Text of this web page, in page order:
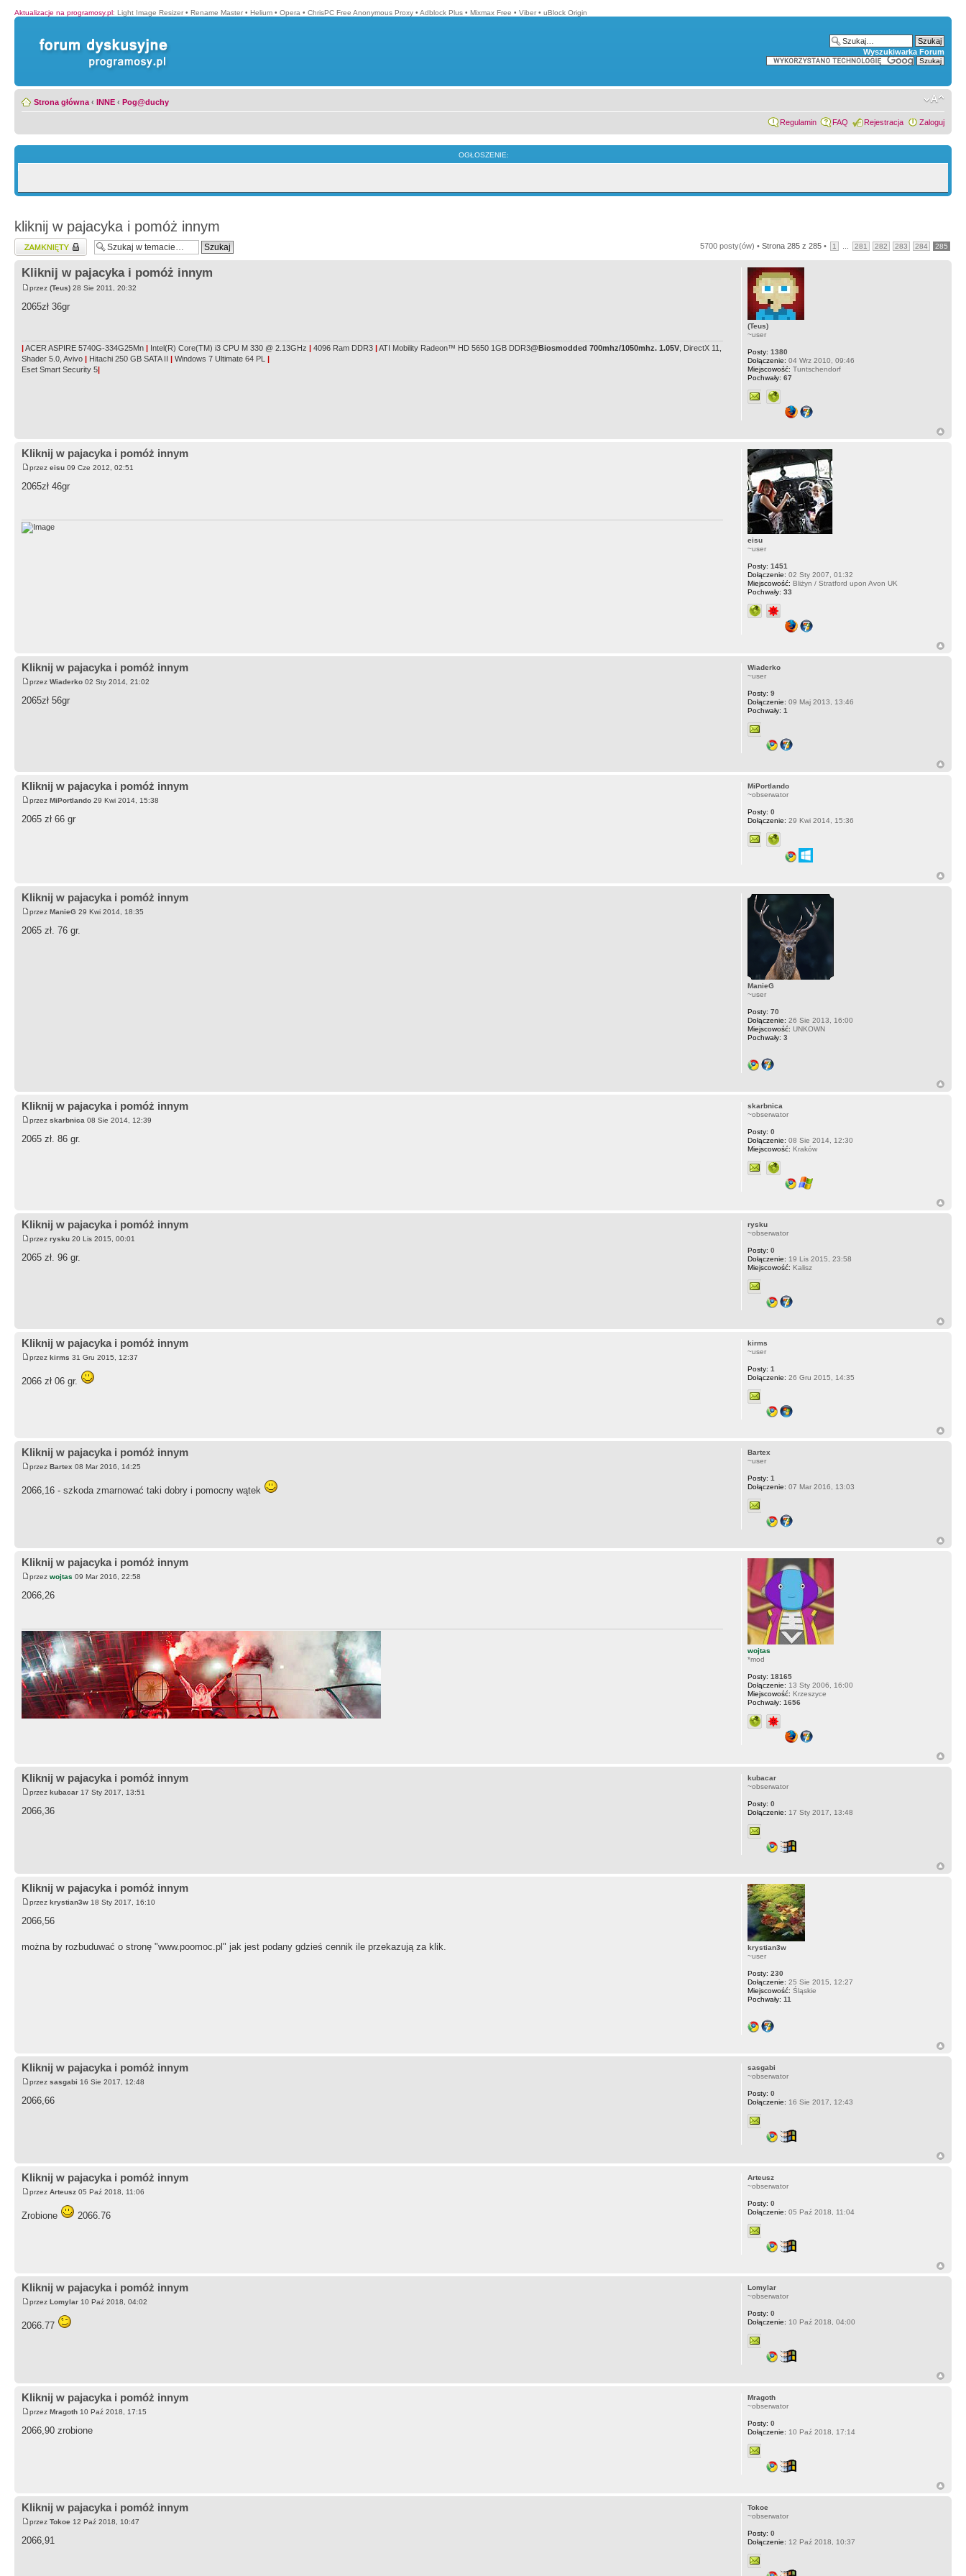
Aktualizacje na programosy.pl: Light Image Resizer • Rename Master • Helium • Opera • ChrisPC Free Anonymous Proxy • Adblock Plus • Mixmax Free • Viber • uBlock Origin
Wyszukiwarka Forum
Strona główna ‹ INNE ‹ Pog@duchy
Regulamin FAQ Rejestracja Zaloguj
OGŁOSZENIE:
kliknij w pajacyka i pomóż innym
Zablokowany temat 5700 posty(ów) • Strona 285 z 285 • 1 281 282 283 284 285
Kliknij w pajacyka i pomóż innym
przez (Teus) 28 Sie 2011, 20:32
2065zł 36gr
|ACER ASPIRE 5740G-334G25Mn | Intel(R) Core(TM) i3 CPU M 330 @ 2.13GHz | 4096 Ram DDR3 |ATI Mobility Radeon™ HD 5650 1GB DDR3@Biosmodded 700mhz/1050mhz. 1.05V , DirectX 11,
Shader 5.0, Avivo | Hitachi 250 GB SATA II | Windows 7 Ultimate 64 PL |
Eset Smart Security 5|
(Teus)
~user
Posty: 1380
Dołączenie: 04 Wrz 2010, 09:46
Miejscowość: Tuntschendorf
Pochwały: 67
Kliknij w pajacyka i pomóż innym
przez eisu 09 Cze 2012, 02:51
2065zł 46gr
eisu
~user
Posty: 1451
Dołączenie: 02 Sty 2007, 01:32
Miejscowość: Bliżyn / Stratford upon Avon UK
Pochwały: 33
Kliknij w pajacyka i pomóż innym
przez Wiaderko 02 Sty 2014, 21:02
2065zł 56gr
Wiaderko
~user
Posty: 9
Dołączenie: 09 Maj 2013, 13:46
Pochwały: 1
Kliknij w pajacyka i pomóż innym
przez MiPortlando 29 Kwi 2014, 15:38
2065 zł 66 gr
MiPortlando
~obserwator
Posty: 0
Dołączenie: 29 Kwi 2014, 15:36
Kliknij w pajacyka i pomóż innym
przez ManieG 29 Kwi 2014, 18:35
2065 zł. 76 gr.
ManieG
~user
Posty: 70
Dołączenie: 26 Sie 2013, 16:00
Miejscowość: UNKOWN
Pochwały: 3
Kliknij w pajacyka i pomóż innym
przez skarbnica 08 Sie 2014, 12:39
2065 zł. 86 gr.
skarbnica
~obserwator
Posty: 0
Dołączenie: 08 Sie 2014, 12:30
Miejscowość: Kraków
Kliknij w pajacyka i pomóż innym
przez rysku 20 Lis 2015, 00:01
2065 zł. 96 gr.
rysku
~obserwator
Posty: 0
Dołączenie: 19 Lis 2015, 23:58
Miejscowość: Kalisz
Kliknij w pajacyka i pomóż innym
przez kirms 31 Gru 2015, 12:37
2066 zł 06 gr.
kirms
~user
Posty: 1
Dołączenie: 26 Gru 2015, 14:35
Kliknij w pajacyka i pomóż innym
przez Bartex 08 Mar 2016, 14:25
2066,16 - szkoda zmarnować taki dobry i pomocny wątek
Bartex
~user
Posty: 1
Dołączenie: 07 Mar 2016, 13:03
Kliknij w pajacyka i pomóż innym
przez wojtas 09 Mar 2016, 22:58
2066,26
wojtas
*mod
Posty: 18165
Dołączenie: 13 Sty 2006, 16:00
Miejscowość: Krzeszyce
Pochwały: 1656
Kliknij w pajacyka i pomóż innym
przez kubacar 17 Sty 2017, 13:51
2066,36
kubacar
~obserwator
Posty: 0
Dołączenie: 17 Sty 2017, 13:48
Kliknij w pajacyka i pomóż innym
przez krystian3w 18 Sty 2017, 16:10
2066,56
można by rozbuduwać o stronę "www.poomoc.pl" jak jest podany gdzieś cennik ile przekazują za klik.
krystian3w
~user
Posty: 230
Dołączenie: 25 Sie 2015, 12:27
Miejscowość: Śląskie
Pochwały: 11
Kliknij w pajacyka i pomóż innym
przez sasgabi 16 Sie 2017, 12:48
2066,66
sasgabi
~obserwator
Posty: 0
Dołączenie: 16 Sie 2017, 12:43
Kliknij w pajacyka i pomóż innym
przez Arteusz 05 Paź 2018, 11:06
Zrobione 2066.76
Arteusz
~obserwator
Posty: 0
Dołączenie: 05 Paź 2018, 11:04
Kliknij w pajacyka i pomóż innym
przez Lomylar 10 Paź 2018, 04:02
2066.77
Lomylar
~obserwator
Posty: 0
Dołączenie: 10 Paź 2018, 04:00
Kliknij w pajacyka i pomóż innym
przez Mragoth 10 Paź 2018, 17:15
2066,90 zrobione
Mragoth
~obserwator
Posty: 0
Dołączenie: 10 Paź 2018, 17:14
Kliknij w pajacyka i pomóż innym
przez Tokoe 12 Paź 2018, 10:47
2066,91
Tokoe
~obserwator
Posty: 0
Dołączenie: 12 Paź 2018, 10:37